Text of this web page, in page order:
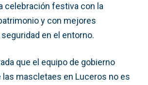
celebración festiva con la
y con mejores
en el entorno.
que el equipo de gobierno
mascletaes en Luceros no es